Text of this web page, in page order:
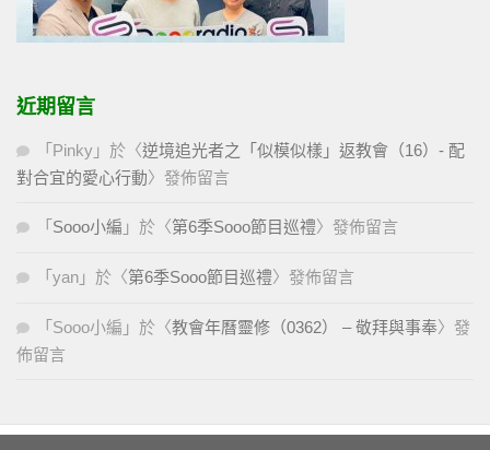
近期留言
「 Pinky 」於〈逆境追光者之「似模似樣」返教會（16）- 配
對合宜的愛心行動〉發佈留言
「 Sooo小編 」於〈第6季Sooo節目巡禮〉發佈留言
「 yan 」於〈第6季Sooo節目巡禮〉發佈留言
「 Sooo小編 」於〈教會年曆靈修（0362） – 敬拜與事奉〉發
佈留言